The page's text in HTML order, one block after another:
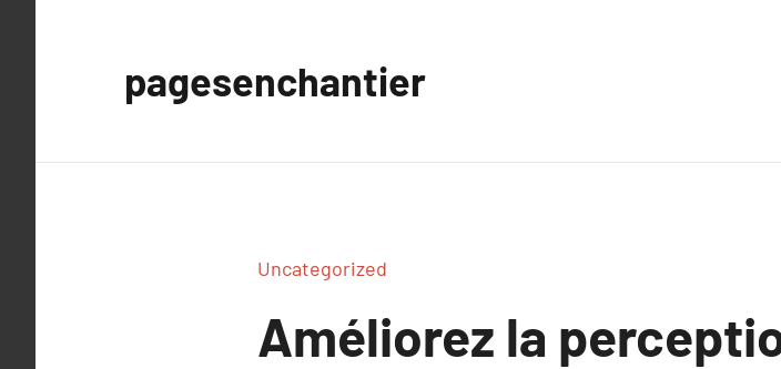
pagesenchantier
Uncategorized
Améliorez la